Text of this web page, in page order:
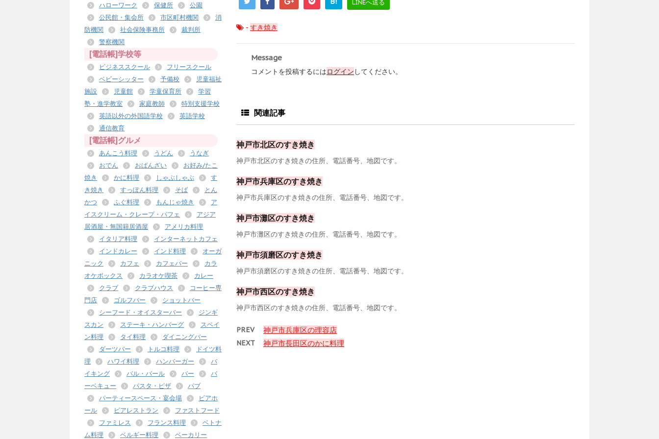
LINEへ送る
- すき焼き
Message
コメントを投稿するにはログイン してください。
関連記事
神戸市北区のすき焼き
神戸市北区のすき焼きの住所、電話番号、地図です。
神戸市兵庫区のすき焼き
神戸市兵庫区のすき焼きの住所、電話番号、地図です。
神戸市灘区のすき焼き
神戸市灘区のすき焼きの住所、電話番号、地図です。
神戸市須磨区のすき焼き
神戸市須磨区のすき焼きの住所、電話番号、地図です。
神戸市西区のすき焼き
神戸市西区のすき焼きの住所、電話番号、地図です。
PREV 神戸市兵庫区の理容店
NEXT 神戸市長田区のかに料理
ハローワーク 保健所
公園
公民館・集会所
市区町村機関
消
防機関
社会保険事務所
裁判所
警察機関
[電話帳]学校等
ビジネススクール
フリースクール
ベビーシッター
予備校
児童福祉
施設
児童館 学童保育所
学習
塾・進学教室
家庭教師
特別支援学校
英語以外の外国語学校
英語学校
通信教育
[電話帳]グルメ
あんこう料理 うどん
うなぎ
おでん
おばんざい
お好み/たこ
焼き
かに料理 しゃぶしゃぶ
す
き焼き
すっぽん料理 そば
とん
かつ
ふぐ料理 もんじゃ焼き
ア
イスクリーム・クレープ・パフェ
アジア
居酒屋・無国籍居酒屋
アメリカ料理
イタリア料理
インターネットカフェ
インドカレー
インド料理
オーガ
ニック
カフェ カフェバー
カラ
オケボックス
カラオケ喫茶
カレー
クラブ
クラブハウス
コーヒー専
門店
ゴルフバー
ショットバー
シーフード・オイスターバー
ジンギ
スカン
ステーキ・ハンバーグ
スペイ
ン料理
タイ料理
ダイニングバー
ダーツバー
トルコ料理
ドイツ料
理
ハワイ料理 ハンバーガー
バ
イキング
バル・バール バー
バ
ーベキュー
パスタ・ピザ
パブ
パーティースペース・宴会場
ビアホ
ール
ビアレストラン
ファストフード
ファミレス
フランス料理
ベトナ
ム料理
ベルギー料理
ベーカリー